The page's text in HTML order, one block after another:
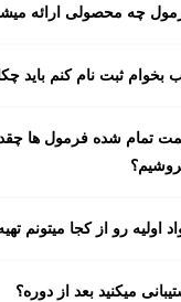
چه محصولی ارائه
بخوام ثبت نام کنم باید
تمام شده فرمول ها
اولیه رو از کجا میتونم
میکنید بعد از دوره؟